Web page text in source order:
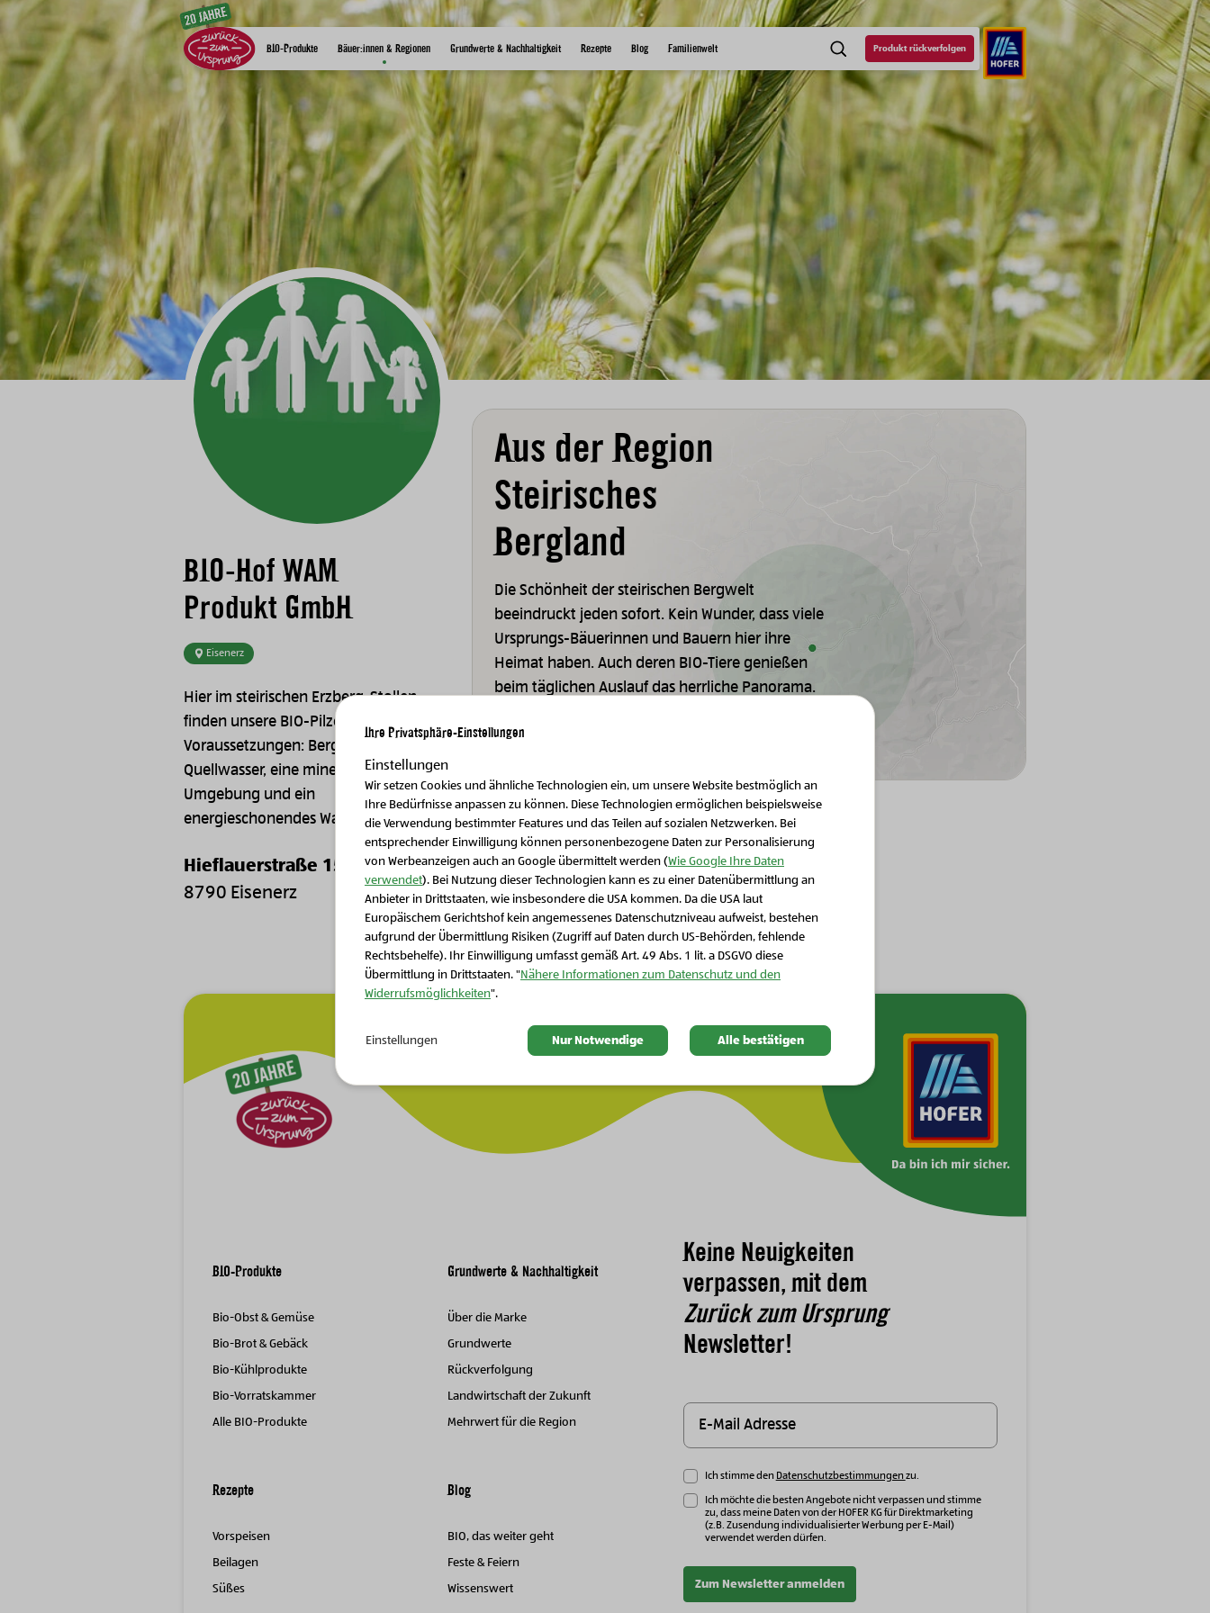
Zum Inhalt
SUCHEProdukt rückverfolgen
BIO-Produkte Bäuer:innen & Regionen Grundwerte & Nachhaltigkeit Rezepte Blog Familienwelt
BIO-Hof WAM
Produkt GmbH
Eisenerz
Hier im steirischen Erzberg-Stollen
finden unsere BIO-Pilze die idealen
Voraussetzungen: Bergluft,
Quellwasser, eine mineralhaltige
Umgebung und ein
energieschonendes Wachstum.
Hieflauerstraße 15
8790 Eisenerz
Aus der Region
Steirisches
Bergland
Die Schönheit der steirischen Bergwelt
beeindruckt jeden sofort. Kein Wunder, dass viele
Ursprungs-Bäuerinnen und Bauern hier ihre
Heimat haben. Auch deren BIO-Tiere genießen
beim täglichen Auslauf das herrliche Panorama.
Zur Region
Keine Neuigkeiten
verpassen, mit dem
Zurück zum Ursprung
Newsletter!
Ich stimme den Datenschutzbestimmungenzu.
Ich möchte die besten Angebote nicht verpassen und stimme
zu, dass meine Daten von der HOFER KG für Direktmarketing
(z.B. Zusendung individualisierter Werbung per E-Mail)
verwendet werden dürfen.
Zum Newsletter anmelden
BIO-Produkte
Bio-Obst & Gemüse
Bio-Brot & Gebäck
Bio-Kühlprodukte
Bio-Vorratskammer
Alle BIO-Produkte
Grundwerte & Nachhaltigkeit
Über die Marke
Grundwerte
Rückverfolgung
Landwirtschaft der Zukunft
Mehrwert für die Region
Rezepte
Vorspeisen
Beilagen
Süßes
Blog
BIO, das weiter geht
Feste & Feiern
Wissenswert
Schließen Sie dieses Feld
Ihre Privatsphäre-Einstellungen
Einstellungen
Wir setzen Cookies und ähnliche Technologien ein, um unsere Website bestmöglich an
Ihre Bedürfnisse anpassen zu können. Diese Technologien ermöglichen beispielsweise
die Verwendung bestimmter Features und das Teilen auf sozialen Netzwerken. Bei
entsprechender Einwilligung können personenbezogene Daten zur Personalisierung
von Werbeanzeigen auch an Google übermittelt werden (Wie Google Ihre Daten
verwendet). Bei Nutzung dieser Technologien kann es zu einer Datenübermittlung an
Anbieter in Drittstaaten, wie insbesondere die USA kommen. Da die USA laut
Europäischem Gerichtshof kein angemessenes Datenschutzniveau aufweist, bestehen
aufgrund der Übermittlung Risiken (Zugriff auf Daten durch US-Behörden, fehlende
Rechtsbehelfe). Ihr Einwilligung umfasst gemäß Art. 49 Abs. 1 lit. a DSGVO diese
Übermittlung in Drittstaaten. "Nähere Informationen zum Datenschutz und den
Widerrufsmöglichkeiten".
Einstellungen Nur Notwendige Alle bestätigen